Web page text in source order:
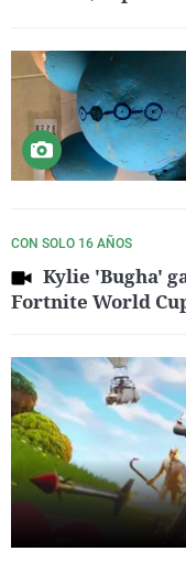
CON SOLO 16 AÑOS
Kylie 'Bugha'
Fortnite World